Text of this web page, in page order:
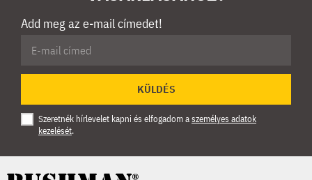
Add meg az e-mail címedet!
KÜLDÉS
Szeretnék hírlevelet kapni és elfogadom aszemélyes adatok
kezelését.